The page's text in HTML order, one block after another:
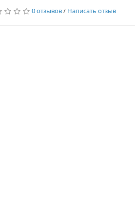
0 отзывов/ Написать отзыв